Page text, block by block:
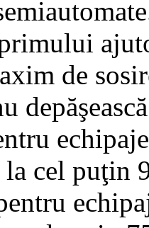
de
la cel puţin